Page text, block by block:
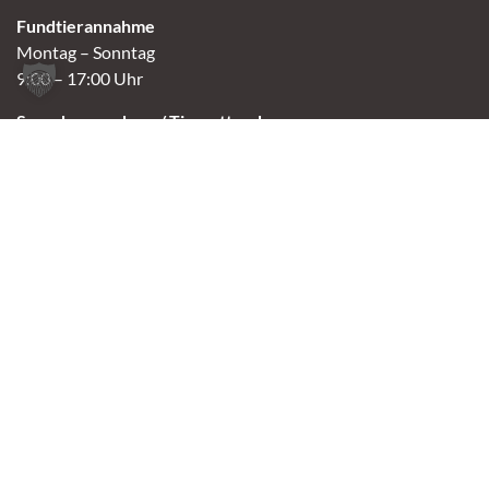
Fundtierannahme
Montag – Sonntag
9:00 – 17:00 Uhr
Spendenannahme / Tierrettershop